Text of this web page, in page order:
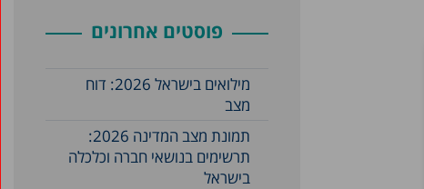
פוסטים אחרונים
מילואים בישראל 2026: דוח
מצב
תמונת מצב המדינה 2026:
תרשימים בנושאי חברה וכלכלה
בישראל